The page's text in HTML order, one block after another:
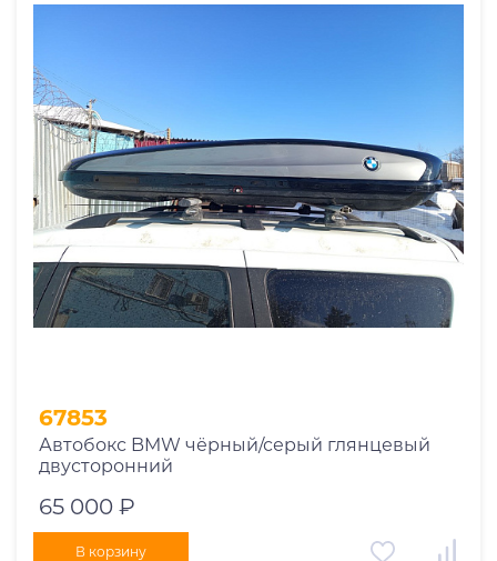
67853
Автобокс BMW чёрный/серый глянцевый
двусторонний
65 000 ₽
В корзину